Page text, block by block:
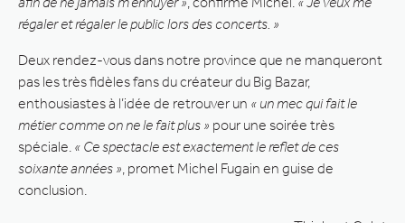
régaler et régaler le public lors des concerts. »
Deux rendez-vous dans notre province que ne manqueront
pas les très fidèles fans du créateur du Big Bazar,
enthousiastes à l’idée de retrouver un « un mec qui fait le
métier comme on ne le fait plus » pour une soirée très
spéciale. « Ce spectacle est exactement le reflet de ces
soixante années » , promet Michel Fugain en guise de
conclusion.